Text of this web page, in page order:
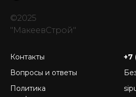
©2025
"МакеевСтрой"
Контакты
Вопросы и ответы
Политика
+7